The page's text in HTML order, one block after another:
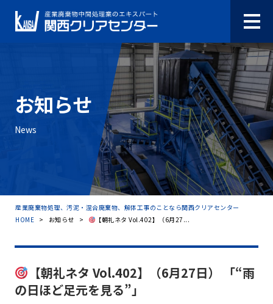
お知らせ
News
産業廃棄物処理、汚泥・混合廃棄物、解体工事のことなら関西クリアセンター
HOME > お知らせ > 【朝礼ネタ Vol.402】（6月27...
【朝礼ネタ Vol.402】（6月27日） 「“雨
の日ほど足元を見る”」